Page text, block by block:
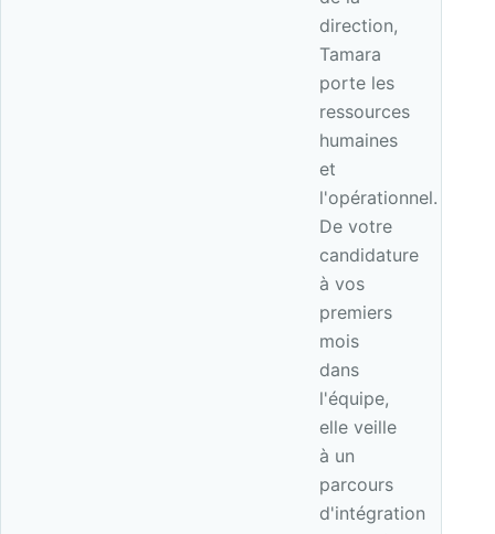
direction,
Tamara
porte les
ressources
humaines
et
l'opérationnel.
De votre
candidature
à vos
premiers
mois
dans
l'équipe,
elle veille
à un
parcours
d'intégration